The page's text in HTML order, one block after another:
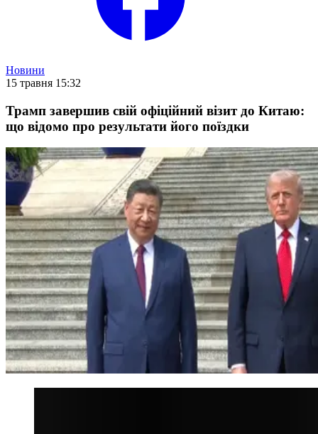
Новини
15 травня 15:32
Трамп завершив свій офіційний візит до Китаю:
що відомо про результати його поїздки